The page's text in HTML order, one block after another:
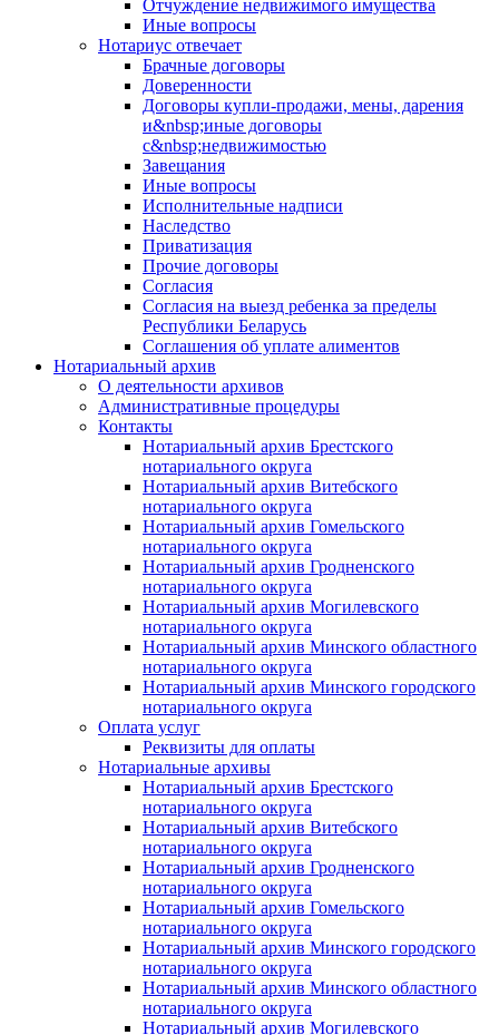
Отчуждение недвижимого имущества
Иные вопросы
Нотариус отвечает
Брачные договоры
Доверенности
Договоры купли-продажи, мены, дарения
и&nbsp;иные договоры
с&nbsp;недвижимостью
Завещания
Иные вопросы
Исполнительные надписи
Наследство
Приватизация
Прочие договоры
Согласия
Согласия на выезд ребенка за пределы
Республики Беларусь
Соглашения об уплате алиментов
Нотариальный архив
О деятельности архивов
Административные процедуры
Контакты
Нотариальный архив Брестского
нотариального округа
Нотариальный архив Витебского
нотариального округа
Нотариальный архив Гомельского
нотариального округа
Нотариальный архив Гродненского
нотариального округа
Нотариальный архив Могилевского
нотариального округа
Нотариальный архив Минского областного
нотариального округа
Нотариальный архив Минского городского
нотариального округа
Оплата услуг
Реквизиты для оплаты
Нотариальные архивы
Нотариальный архив Брестского
нотариального округа
Нотариальный архив Витебского
нотариального округа
Нотариальный архив Гродненского
нотариального округа
Нотариальный архив Гомельского
нотариального округа
Нотариальный архив Минского городского
нотариального округа
Нотариальный архив Минского областного
нотариального округа
Нотариальный архив Могилевского